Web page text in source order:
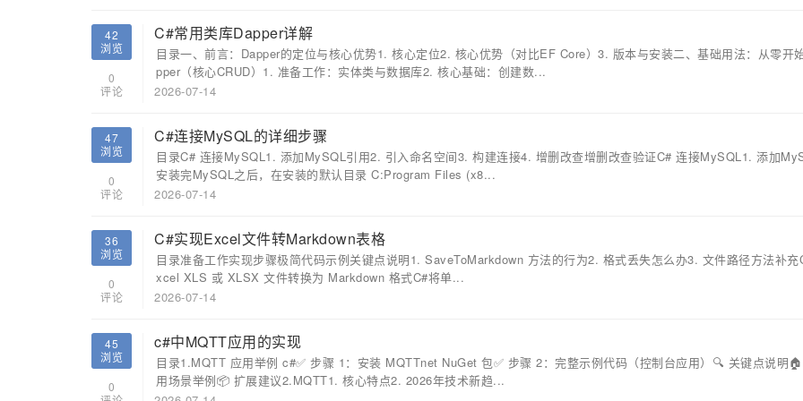
42
浏览
0
评论
C#常用类库Dapper详解
目录一、前言：Dapper的定位与核心优势1. 核心定位2. 核心优势（对比EF Core）3. 版本与安装二、基础用法：从零开
pper（核心CRUD）1. 准备工作：实体类与数据库2. 核心基础：创建数...
2026-07-14
47
浏览
0
评论
C#连接MySQL的详细步骤
目录C# 连接MySQL1. 添加MySQL引用2. 引入命名空间3. 构建连接4. 增删改查增删改查验证C# 连接MySQL1. 添加
安装完MySQL之后，在安装的默认目录 C:Program Files (x8...
2026-07-14
36
浏览
0
评论
C#实现Excel文件转Markdown表格
目录准备工作实现步骤极简代码示例关键点说明1. SaveToMarkdown 方法的行为2. 格式丢失怎么办3. 文件路径方法补充
xcel XLS 或 XLSX 文件转换为 Markdown 格式C#将单...
2026-07-14
45
浏览
0
c#中MQTT应用的实现
目录1.MQTT 应用举例 c#✅ 步骤 1：安装 MQTTnet NuGet 包✅ 步骤 2：完整示例代码（控制台应用）🔍 关键点说明
用场景举例📦 扩展建议2.MQTT1. 核心特点2. 2026年技术新趋...